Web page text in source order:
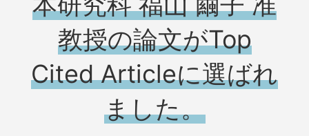
教授の論文がTop
Cited Articleに選ばれ
ました。